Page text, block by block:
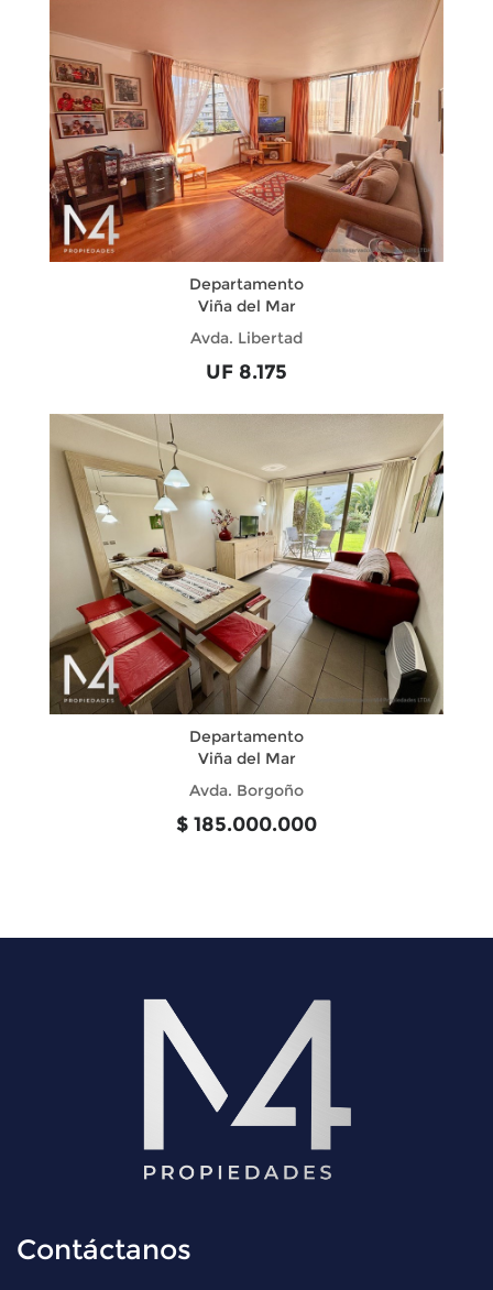
Departamento
Viña del Mar
Avda. Libertad
UF 8.175
Departamento
Viña del Mar
Avda. Borgoño
$ 185.000.000
Contáctanos